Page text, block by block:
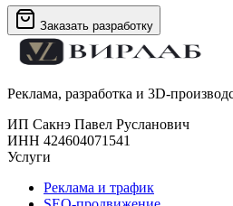
Заказать разработку
Реклама, разработка и 3D-
ИП Сакнэ Павел Русланович
ИНН 424604071541
Услуги
Реклама и трафик